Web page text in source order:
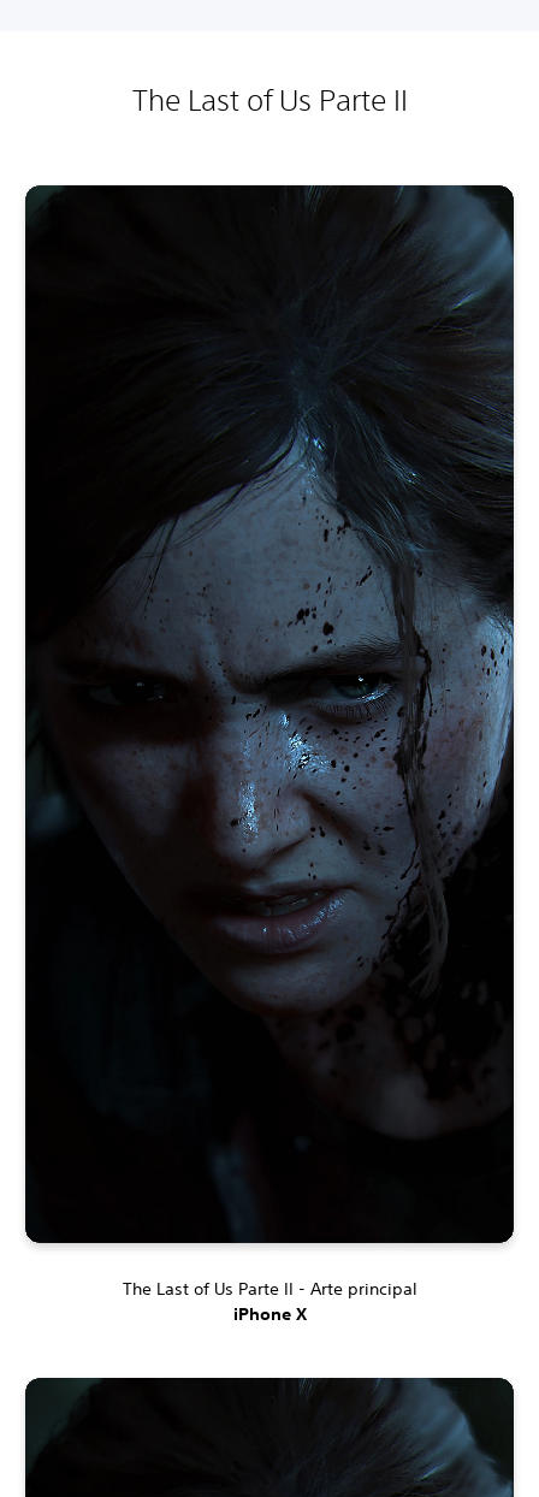
The Last of Us Parte II
The Last of Us Parte II - Arte principal
iPhone X